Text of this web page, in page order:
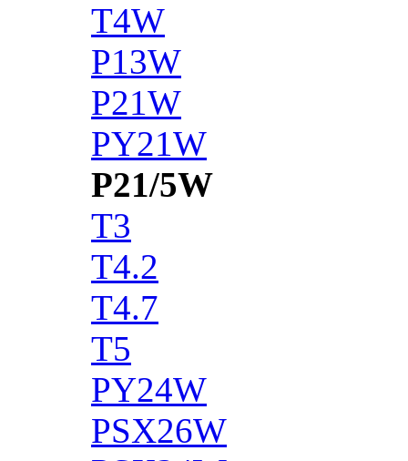
T4W
P13W
P21W
PY21W
P21/5W
T3
T4.2
T4.7
T5
PY24W
PSX26W